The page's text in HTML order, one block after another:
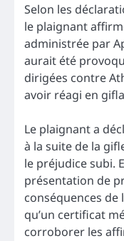
Selon les
le plaignant
administrée par
aurait été
dirigées contre
avoir réagi en
Le plaignant a
à la suite de la
le préjudice subi.
présentation de
conséquences de
qu’un certificat
corroborer les